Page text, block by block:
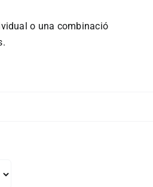
o una combinació